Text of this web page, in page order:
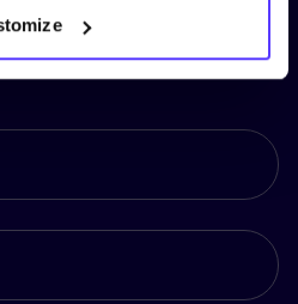
notre lettre
restez informé !